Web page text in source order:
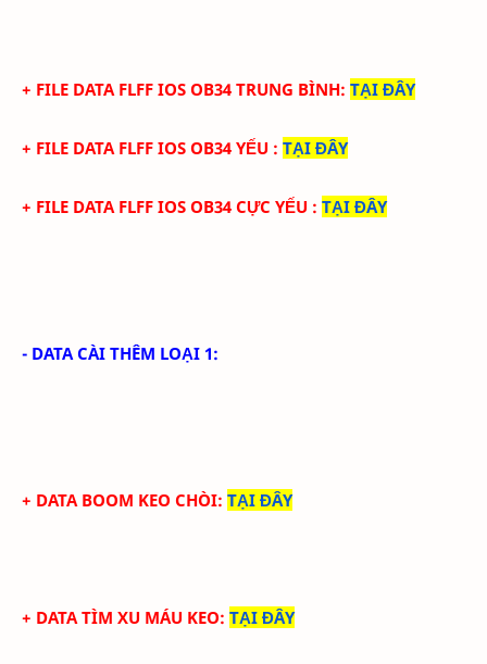
+ FILE DATAFLFF IOS OB34 TRUNG BÌNH: TẠI ĐÂY
+ FILE DATAFLFF IOS OB34 YẾU : TẠI ĐÂY
+ FILE DATAFLFF IOS OB34 CỰC YẾU : TẠI ĐÂY
- DATA CÀI THÊM LOẠI 1:
+ DATA BOOM KEO CHÒI: TẠI ĐÂY
+ DATA TÌM XU MÁU KEO: TẠI ĐÂY